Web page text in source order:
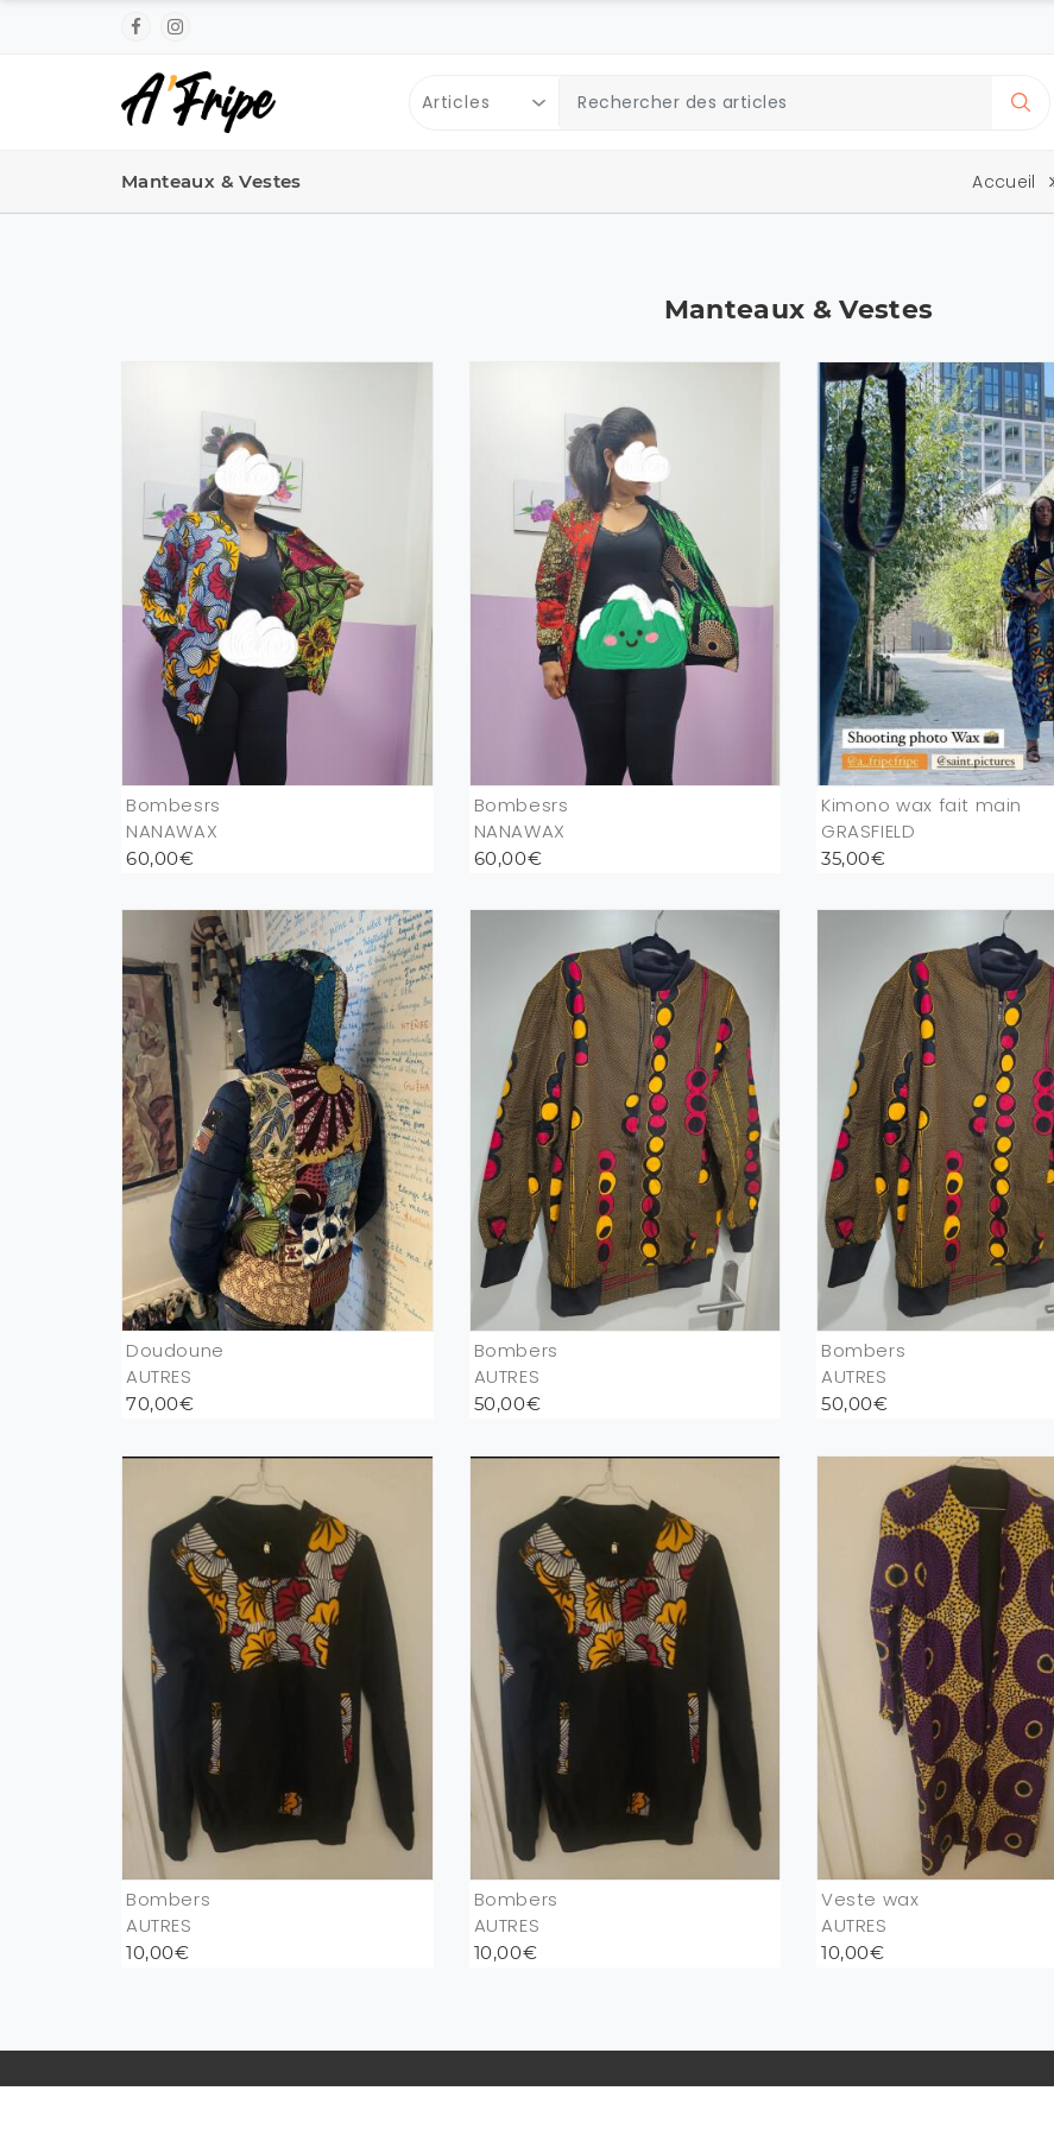
Manteaux & Vestes Accueil
Manteaux & Vestes
Bombesrs
NANAWAX
60,00€
Bombesrs
NANAWAX
60,00€
Kimono wax fait main
GRASFIELD
35,00€
Doudoune
AUTRES
70,00€
Bombers
AUTRES
50,00€
Bombers
AUTRES
50,00€
Bombers
AUTRES
10,00€
Bombers
AUTRES
10,00€
Veste wax
AUTRES
10,00€